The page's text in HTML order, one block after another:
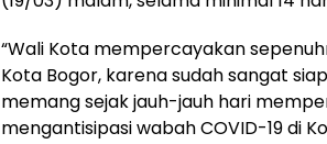
“Wali Kota mempercayakan
Kota Bogor, karena sudah sangat
memang sejak jauh-jauh hari
mengantisipasi wabah COVID-19 di